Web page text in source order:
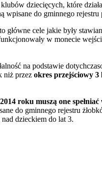
dziecięcych, które
do gminnego rejestru
to główne cele jakie były
w monecie
na podstawie
niż przez okres przejściowy 3
roku muszą one
do gminnego rejestru
dzieckiem do lat 3.